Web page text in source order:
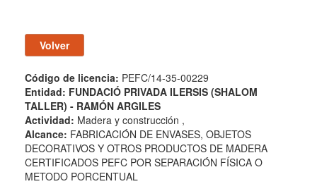
Código de licencia: PEFC/14-35-00229
Entidad: FUNDACIÓ PRIVADA ILERSIS (SHALOM
TALLER) - RAMÓN ARGILES
Actividad: Madera y construcción ,
Alcance: FABRICACIÓN DE ENVASES, OBJETOS
DECORATIVOS Y OTROS PRODUCTOS DE MADERA
CERTIFICADOS PEFC POR SEPARACIÓN FÍSICA O
METODO PORCENTUAL